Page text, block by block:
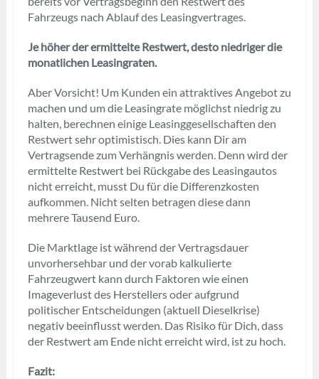
Fahrzeugs nach Ablauf des Leasingvertrages.
Je höher der ermittelte Restwert, desto niedriger die
monatlichen Leasingraten.
Aber Vorsicht! Um Kunden ein attraktives Angebot zu
machen und um die Leasingrate möglichst niedrig zu
halten, berechnen einige Leasinggesellschaften den
Restwert sehr optimistisch. Dies kann Dir am
Vertragsende zum Verhängnis werden. Denn wird der
ermittelte Restwert bei Rückgabe des Leasingautos
nicht erreicht, musst Du für die Differenzkosten
aufkommen. Nicht selten betragen diese dann
mehrere Tausend Euro.
Die Marktlage ist während der Vertragsdauer
unvorhersehbar und der vorab kalkulierte
Fahrzeugwert kann durch Faktoren wie einen
Imageverlust des Herstellers oder aufgrund
politischer Entscheidungen (aktuell Dieselkrise)
negativ beeinflusst werden. Das Risiko für Dich, dass
der Restwert am Ende nicht erreicht wird, ist zu hoch.
Fazit: